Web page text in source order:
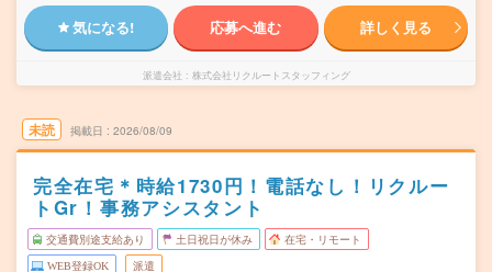
気になる! 応募へ進む 詳しく見る
派遣会社 株式会社リクルートスタッフィング
未読 掲載日 2026/08/09
完全在宅＊時給1730円！電話なし！リクルー
トGr！事務アシスタント
交通費別途支給あり 土日祝日が休み 在宅・リモート
WEB登録OK 派遣